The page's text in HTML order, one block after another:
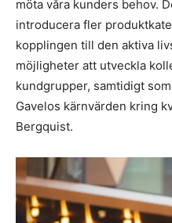
möta våra kunders behov.
introducera fler
kopplingen till den aktiva
möjligheter att utveckla
kundgrupper, samtidigt
Gavelos kärnvärden kring
Bergquist.